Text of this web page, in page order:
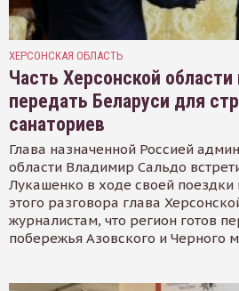
ХЕРСОНСКАЯ ОБЛАСТЬ
Часть Херсонской
передать Беларуси для
санаториев
Глава назначенной Россией
области Владимир Сальдо
Лукашенко в ходе своей поездки
этого разговора глава
журналистам, что регион готов
побережья Азовского и Черного